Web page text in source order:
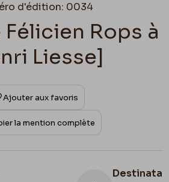
d'édition: 0034
Rops à
Liesse]
Ajouter aux favoris
la mention complète